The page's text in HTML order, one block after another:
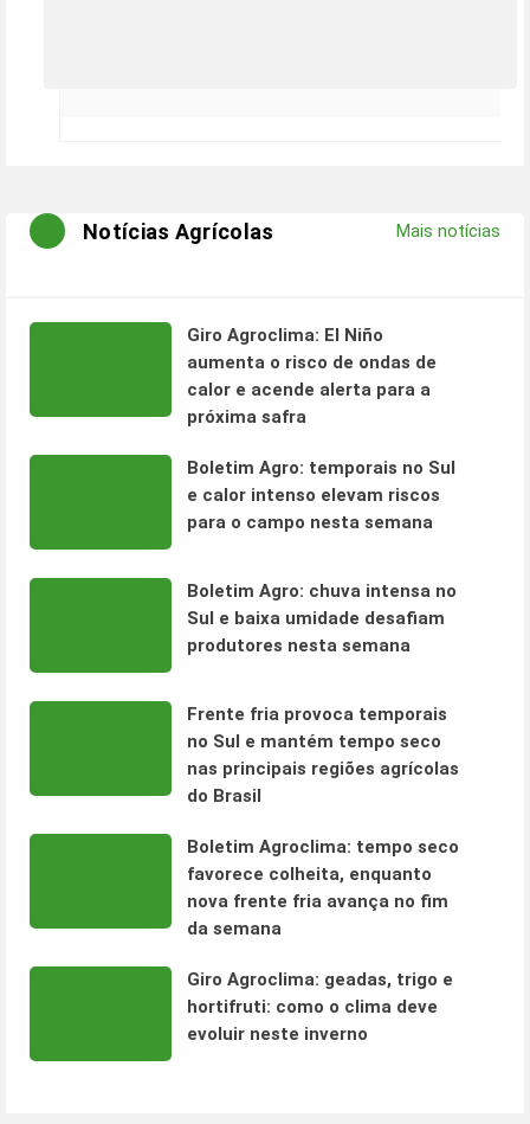
Notícias Agrícolas Mais notícias
Giro Agroclima: El Niño
aumenta o risco de ondas de
calor e acende alerta para a
próxima safra
Boletim Agro: temporais no Sul
e calor intenso elevam riscos
para o campo nesta semana
Boletim Agro: chuva intensa no
Sul e baixa umidade desafiam
produtores nesta semana
Frente fria provoca temporais
no Sul e mantém tempo seco
nas principais regiões agrícolas
do Brasil
Boletim Agroclima: tempo seco
favorece colheita, enquanto
nova frente fria avança no fim
da semana
Giro Agroclima: geadas, trigo e
hortifruti: como o clima deve
evoluir neste inverno